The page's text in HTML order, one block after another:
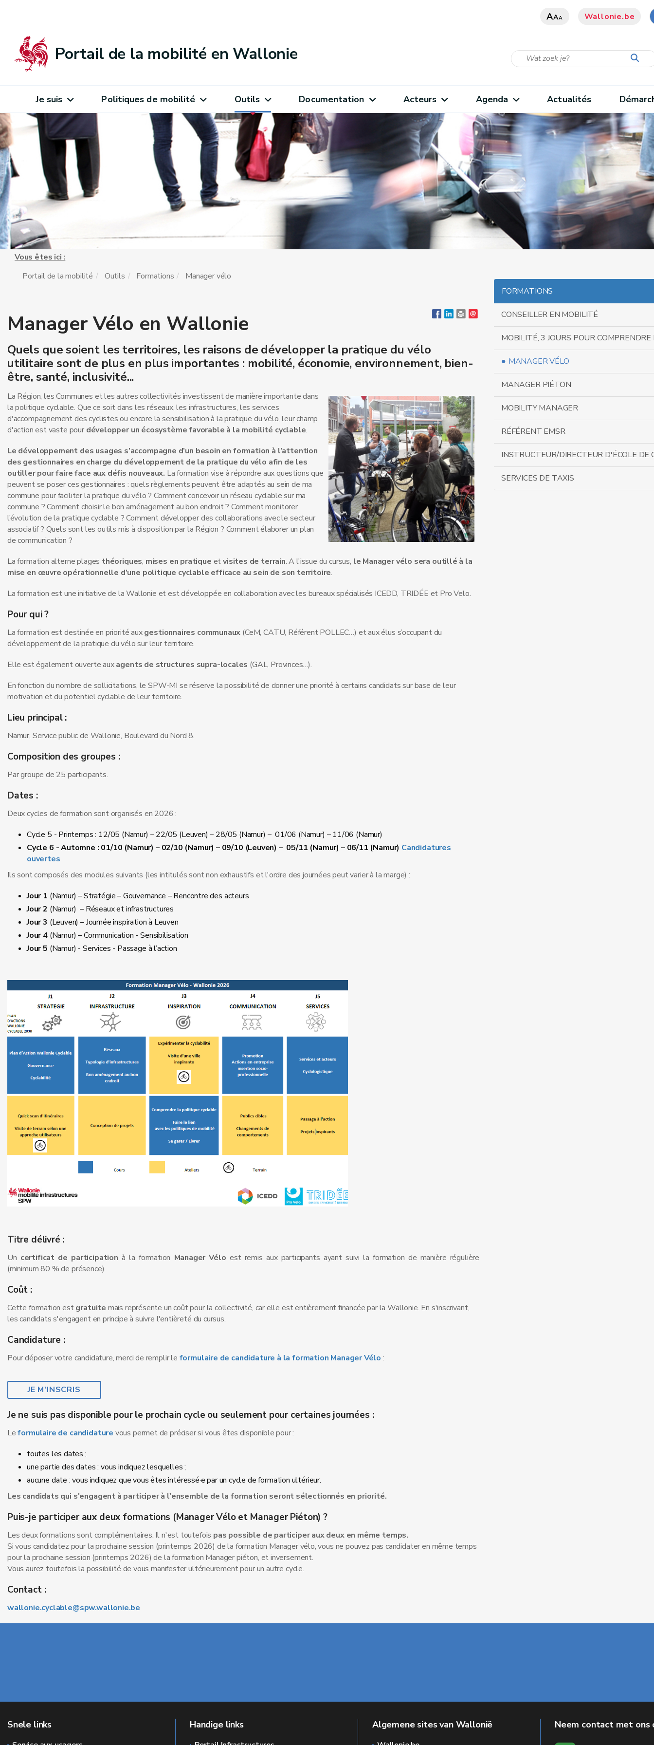
AAA Wallonie.be
Portail de la mobilité en Wallonie
Je suis Politiques de mobilité Outils Documentation Acteurs Agenda Actualités
Vous êtes ici :
Portail de la mobilité
Outils Formations Manager vélo
Manager Vélo en Wallonie
Quels que soient les territoires, les raisons de développer la pratique du vélo
utilitaire sont de plus en plus importantes : mobilité, économie, environnement, bien-
être, santé, inclusivité...
La Région, les Communes et les autres collectivités investissent de manière importante dans
la politique cyclable. Que ce soit dans les réseaux, les infrastructures, les services
d'accompagnement des cyclistes ou encore la sensibilisation à la pratique du vélo, leur champ
d'action est vaste pour développer un écosystème favorable à la mobilité cyclable.
Le développement des usages s’accompagne d’un besoin en formation à l’attention
des gestionnaires en charge du développement de la pratique du vélo afin de les
outiller pour faire face aux défis nouveaux. La formation vise à répondre aux questions que
peuvent se poser ces gestionnaires : quels règlements peuvent être adaptés au sein de ma
commune pour faciliter la pratique du vélo ? Comment concevoir un réseau cyclable sur ma
commune ? Comment choisir le bon aménagement au bon endroit ? Comment monitorer
l’évolution de la pratique cyclable ? Comment développer des collaborations avec le secteur
associatif ? Quels sont les outils mis à disposition par la Région ? Comment élaborer un plan
de communication ?
La formation alterne plages théoriques, mises en pratique etvisites de terrain. A l'issue du cursus, le Manager vélo sera outillé à la
mise en œuvre opérationnelle d’une politique cyclable efficace au sein de son territoire.
La formation est une initiative de la Wallonie et est développée en collaboration avec les bureaux spécialisés ICEDD, TRIDÉE et Pro Velo.
Pour qui ?
La formation est destinée en priorité auxgestionnaires communaux (CeM, CATU, Référent POLLEC…) et aux élus s’occupant du
développement de la pratique du vélo sur leur territoire.
Elle est également ouverte auxagents de structures supra-locales (GAL, Provinces…).
En fonction du nombre de sollicitations, le SPW-MI se réserve la possibilité de donner une priorité à certains candidats sur base de leur
motivation et du potentiel cyclable de leur territoire.
Lieu principal :
Namur, Service public de Wallonie, Boulevard du Nord 8.
Composition des groupes :
Par groupe de 25 participants.
Dates :
Deux cycles de formation sont organisés en 2026 :
Cycle 5 - Printemps : 12/05 (Namur) – 22/05 (Leuven) – 28/05 (Namur) – 01/06 (Namur) – 11/06 (Namur)
Cycle 6 - Automne : 01/10 (Namur) – 02/10 (Namur) – 09/10 (Leuven) – 05/11 (Namur) – 06/11 (Namur) Candidatures
ouvertes
Ils sont composés des modules suivants (les intitulés sont non exhaustifs et l'ordre des journées peut varier à la marge) :
Jour 1 (Namur) – Stratégie – Gouvernance – Rencontre des acteurs
Jour 2 (Namur) – Réseaux et infrastructures
Jour 3 (Leuven) – Journée inspiration à Leuven
Jour 4(Namur) – Communication - Sensibilisation
Jour 5 (Namur) - Services - Passage à l’action
Titre délivré :
Un certificat de participation à la formation Manager Vélo est remis aux participants ayant suivi la formation de manière régulière
(minimum 80 % de présence).
Coût :
Cette formation estgratuite mais représente un coût pour la collectivité, car elle est entièrement financée par la Wallonie. En s'inscrivant,
les candidats s'engagent en principe à suivre l'entièreté du cursus.
Candidature :
Pour déposer votre candidature, merci de remplir le formulaire de candidature à la formation Manager Vélo :
JE M'INSCRIS
Je ne suis pas disponible pour le prochain cycle ou seulement pour certaines journées :
Leformulaire de candidature vous permet de préciser si vous êtes disponible pour :
toutes les dates ;
une partie des dates : vous indiquez lesquelles ;
aucune date : vous indiquez que vous êtes intéressé·e par un cycle de formation ultérieur.
Les candidats qui s'engagent à participer à l'ensemble de la formation seront sélectionnés en priorité.
Puis-je participer aux deux formations (Manager Vélo et Manager Piéton) ?
Les deux formations sont complémentaires. Il n'est toutefois pas possible de participer aux deux en même temps.
Si vous candidatez pour la prochaine session (printemps 2026) de la formation Manager vélo, vous ne pouvez pas candidater en même temps
pour la prochaine session (printemps 2026) de la formation Manager piéton, et inversement.
Vous aurez toutefois la possibilité de vous manifester ultérieurement pour un autre cycle.
Contact :
wallonie.cyclable@spw.wallonie.be
FORMATIONS
CONSEILLER EN MOBILITÉ
MOBILITÉ, 3 JOURS POUR
MANAGER VÉLO
MANAGER PIÉTON
MOBILITY MANAGER
RÉFÉRENT EMSR
INSTRUCTEUR/DIRECTEUR D'ÉCOLE DE
SERVICES DE TAXIS
Snele links Handige links Algemene sites van Wallonië Neem contact met ons